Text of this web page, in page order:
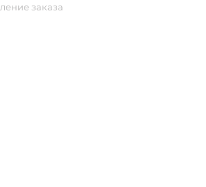
заказа